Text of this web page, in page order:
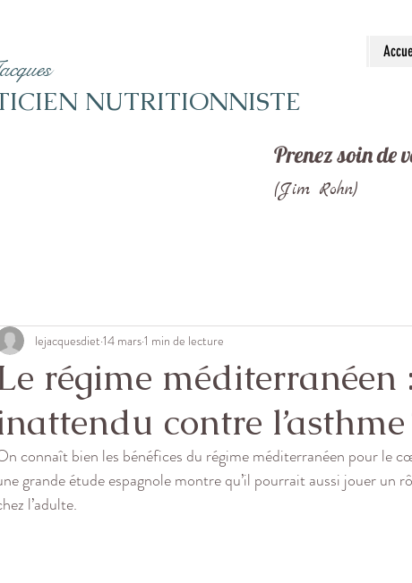
Prenez soin de
(Jim Rohn)
NUTRITIONNISTE
régime
contre l’asthme
lejacquesdiet 14 mars1 min de lecture
connaît bien les bénéfices du régime méditerranéen pour le
grande étude espagnole montre qu’il pourrait aussi jouer un
l’adulte.